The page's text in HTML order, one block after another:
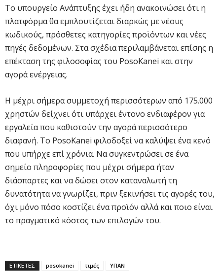
Το υπουργείο Ανάπτυξης έχει ήδη ανακοινώσει ότι η
πλατφόρμα θα εμπλουτίζεται διαρκώς με νέους
κωδικούς, πρόσθετες κατηγορίες προϊόντων και νέες
πηγές δεδομένων. Στα σχέδια περιλαμβάνεται επίσης η
επέκταση της φιλοσοφίας του PosoKanei και στην
αγορά ενέργειας.
Η μέχρι σήμερα συμμετοχή περισσότερων από 175.000
χρηστών δείχνει ότι υπάρχει έντονο ενδιαφέρον για
εργαλεία που καθιστούν την αγορά περισσότερο
διαφανή. Το PosoKanei φιλοδοξεί να καλύψει ένα κενό
που υπήρχε επί χρόνια. Να συγκεντρώσει σε ένα
σημείο πληροφορίες που μέχρι σήμερα ήταν
διάσπαρτες και να δώσει στον καταναλωτή τη
δυνατότητα να γνωρίζει, πριν ξεκινήσει τις αγορές του,
όχι μόνο πόσο κοστίζει ένα προϊόν αλλά και ποιο είναι
το πραγματικό κόστος των επιλογών του.
ΕΤΙΚΕΤΕΣ posokanei τιμές ΥΠΑΝ